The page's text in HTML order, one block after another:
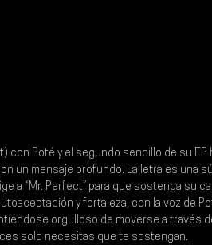
con Poté y el segundo sencillo de su EP
un mensaje profundo. La letra es una
a “Mr. Perfect” para que sostenga su
y fortaleza, con la voz de
orgulloso de moverse a través
solo necesitas que te sostengan.